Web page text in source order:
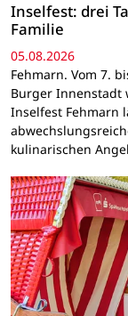
Inselfest: drei
Familie
05.08.2026
Fehmarn. Vom 7.
Burger Innenstadt
Inselfest Fehmarn
kulinarischen